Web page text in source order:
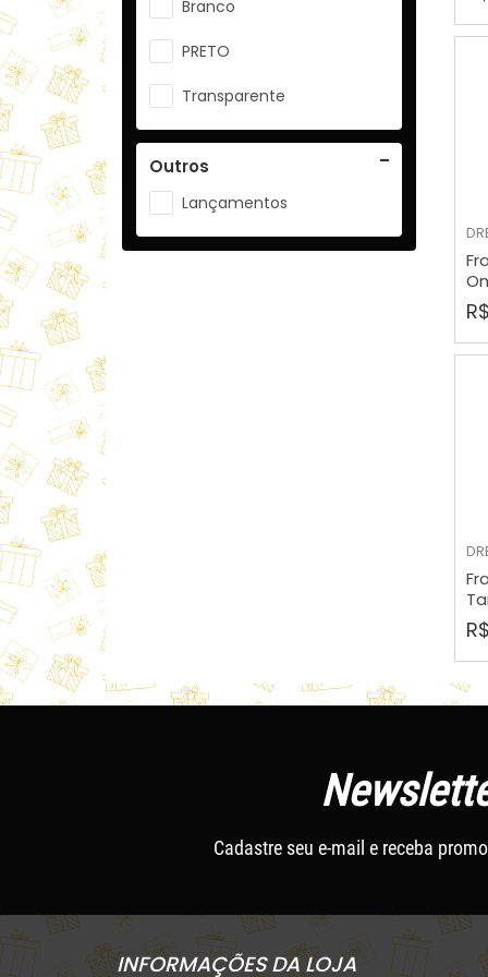
Branco
PRETO
Transparente
Outros
Lançamentos
Cadastre seu e-mail e receba
INFORMAÇÕES DA LOJA